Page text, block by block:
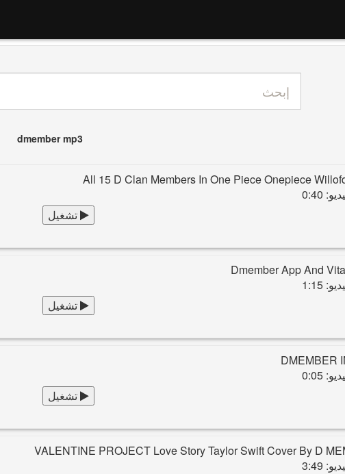
dmember mp3
All 15 D Clan Members In One Piece Onepiece
0:40
تشغيل
Dmember App And
1:15
تشغيل
DMEMBER
0:05
تشغيل
VALENTINE PROJECT Love Story Taylor Swift Cover By D
3:49